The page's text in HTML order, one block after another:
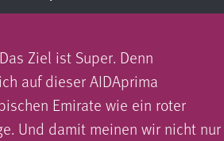
Ziel ist Super. Denn
auf dieser AIDAprima
Emirate wie ein roter
Und damit meinen wir nicht nur